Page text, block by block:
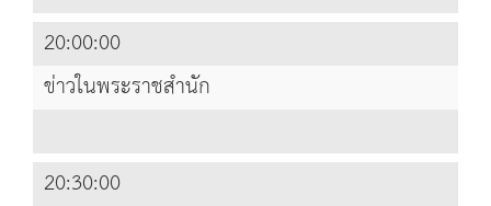
20:00:00
ข่าวในพระราชสำนัก
20:30:00